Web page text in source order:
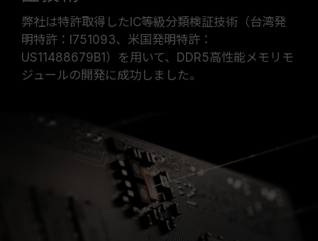
弊社は特許取得したIC等級分類検証技術（台湾発
明特許：I751093、米国発明特許：
US11488679B1）を用いて、DDR5高性能メモリモ
ジュールの開発に成功しました。